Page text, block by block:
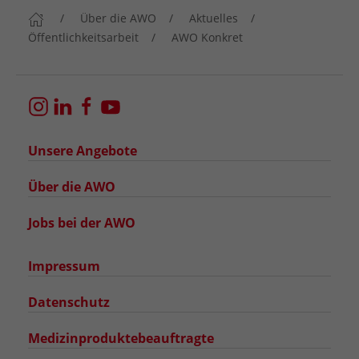
Über die AWO
Aktuelles
Öffentlichkeitsarbeit
AWO Konkret
Unsere Angebote
Über die AWO
Jobs bei der AWO
Impressum
Datenschutz
Medizinproduktebeauftragte